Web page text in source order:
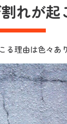
れが起
る理由は色々あ